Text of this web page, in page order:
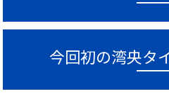
今回初の湾央タ